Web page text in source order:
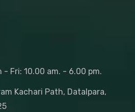
- Fri: 10.00 am. - 6.00 pm.
Kachari Path, Datalpara,